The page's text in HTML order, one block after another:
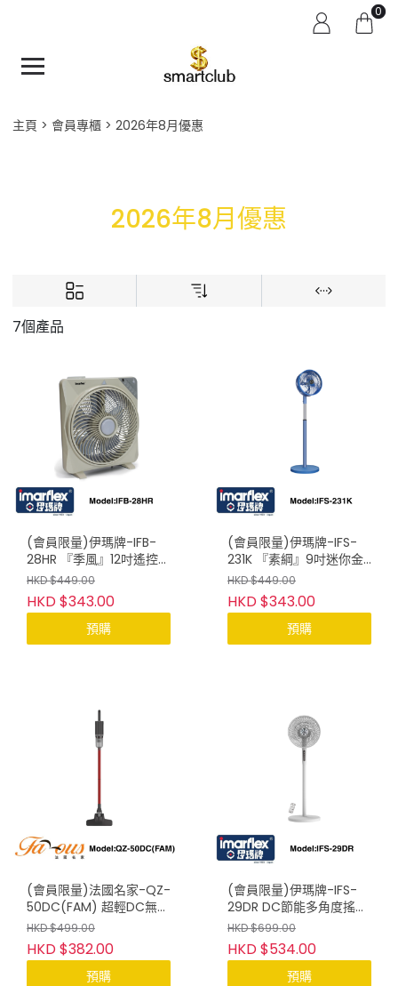
0
主頁 會員專櫃 2026年8月優惠
2026年8月優惠
7個產品
(會員限量)伊瑪牌-IFB-
28HR 『季風』12吋遙控輕
觸式鴻運扇
HKD $449.00
HKD $343.00
預購
(會員限量)伊瑪牌-IFS-
231K 『素綱』9吋迷你金
屬座地扇
HKD $449.00
HKD $343.00
預購
(會員限量)法國名家-QZ-
50DC(FAM) 超輕DC無線
手提吸塵機
HKD $499.00
HKD $382.00
預購
(會員限量)伊瑪牌-IFS-
29DR DC節能多角度搖擺
12吋遙控座地扇
HKD $699.00
HKD $534.00
預購